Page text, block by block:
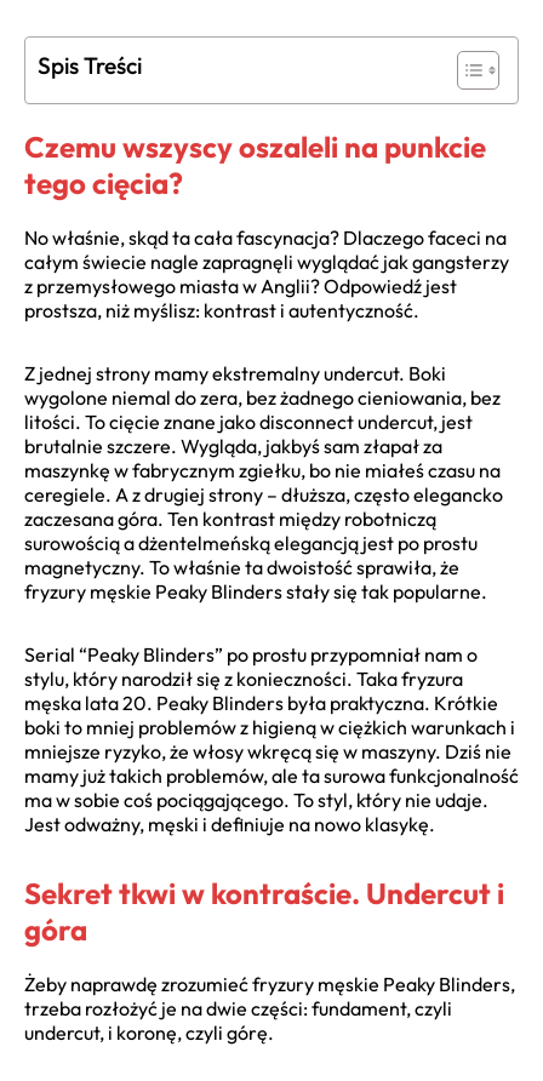
Spis Treści
Czemu wszyscy oszaleli na punkcie
tego cięcia?
No właśnie, skąd ta cała fascynacja? Dlaczego faceci na
całym świecie nagle zapragnęli wyglądać jak gangsterzy
z przemysłowego miasta w Anglii? Odpowiedź jest
prostsza, niż myślisz: kontrast i autentyczność.
Z jednej strony mamy ekstremalny undercut. Boki
wygolone niemal do zera, bez żadnego cieniowania, bez
litości. To cięcie znane jako disconnect undercut, jest
brutalnie szczere. Wygląda, jakbyś sam złapał za
maszynkę w fabrycznym zgiełku, bo nie miałeś czasu na
ceregiele. A z drugiej strony – dłuższa, często elegancko
zaczesana góra. Ten kontrast między robotniczą
surowością a dżentelmeńską elegancją jest po prostu
magnetyczny. To właśnie ta dwoistość sprawiła, że
fryzury męskie Peaky Blinders stały się tak popularne.
Serial “Peaky Blinders” po prostu przypomniał nam o
stylu, który narodził się z konieczności. Taka fryzura
męska lata 20. Peaky Blinders była praktyczna. Krótkie
boki to mniej problemów z higieną w ciężkich warunkach i
mniejsze ryzyko, że włosy wkręcą się w maszyny. Dziś nie
mamy już takich problemów, ale ta surowa funkcjonalność
ma w sobie coś pociągającego. To styl, który nie udaje.
Jest odważny, męski i definiuje na nowo klasykę.
Sekret tkwi w kontraście. Undercut i
góra
Żeby naprawdę zrozumieć fryzury męskie Peaky Blinders,
trzeba rozłożyć je na dwie części: fundament, czyli
undercut, i koronę, czyli górę.